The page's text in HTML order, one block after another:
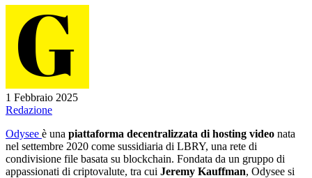
1 Febbraio 2025
Redazione
Odysee è una piattaforma decentralizzata di hosting video nata
nel settembre 2020 come sussidiaria di LBRY, una rete di
condivisione file basata su blockchain. Fondata da un gruppo di
appassionati di criptovalute, tra cui Jeremy Kauffman, Odysee si